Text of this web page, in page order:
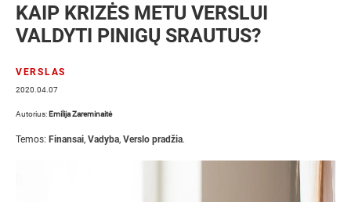
KAIP KRIZĖS METU VERSLUI
VALDYTI PINIGŲ SRAUTUS?
VERSLAS
2020.04.07
Autorius: Emilija Zareminaitė
Temos: Finansai, Vadyba, Verslo pradžia.